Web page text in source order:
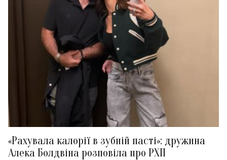
«Рахувала калорії в зубній пасті»: дружина
Алека Болдвіна розповіла про РХП